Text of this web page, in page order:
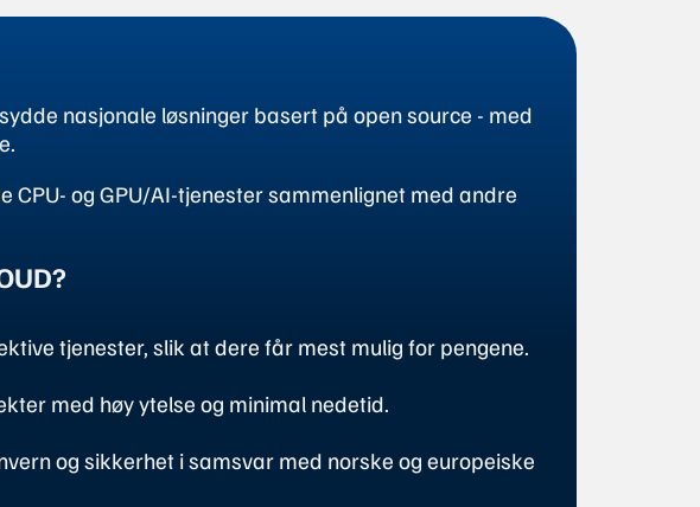
nasjonale løsninger basert på open source - med
og GPU/AI-tjenester sammenlignet med andre
tjenester, slik at dere får mest mulig for pengene.
med høy ytelse og minimal nedetid.
og sikkerhet i samsvar med norske og europeiske